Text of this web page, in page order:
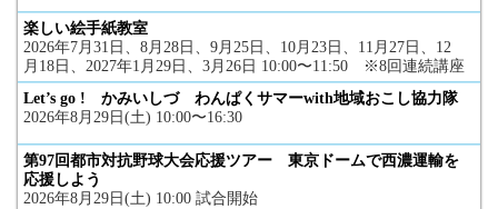
楽しい絵手紙教室
2026年7月31日、8月28日、9月25日、10月23日、11月27日、12
月18日、2027年1月29日、3月26日 10:00〜11:50 ※8回連続講座
Let’s go ! かみいしづ わんぱくサマーwith地域おこし協力隊
2026年8月29日(土) 10:00〜16:30
第97回都市対抗野球大会応援ツアー 東京ドームで西濃運輸を
応援しよう
2026年8月29日(土) 10:00 試合開始